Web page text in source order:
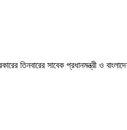
তিনবারের সাবেক প্রধানমন্ত্রী ও